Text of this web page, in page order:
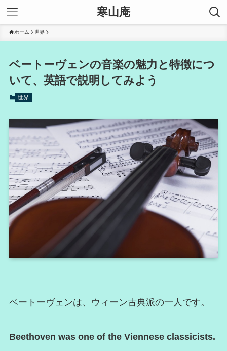
寒山庵
ホーム 世界
ベートーヴェンの音楽の魅力と特徴につ
いて、英語で説明してみよう
世界
ベートーヴェンは、ウィーン古典派の一人です。
Beethoven was one of the Viennese classicists.